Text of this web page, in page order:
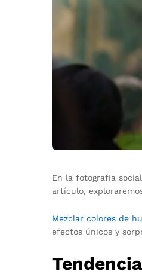
En la fotografía
artículo,
Mezclar colores de
efectos únicos y